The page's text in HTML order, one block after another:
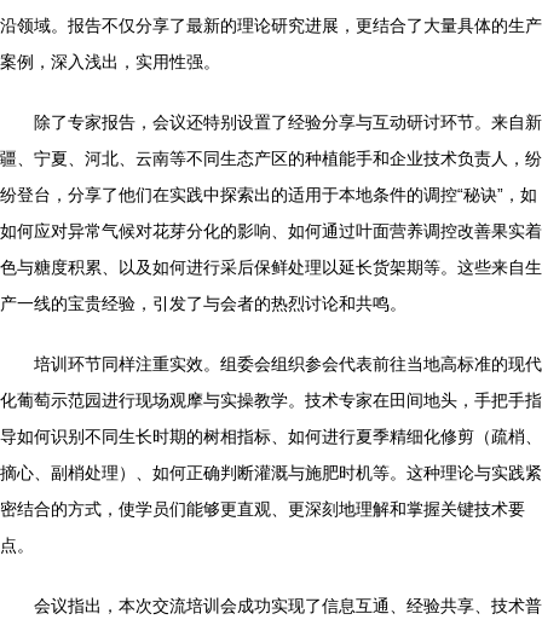
沿领域。报告不仅分享了最新的理论研究进展，更结合了大量具体的生产
案例，深入浅出，实用性强。
除了专家报告，会议还特别设置了经验分享与互动研讨环节。来自新
疆、宁夏、河北、云南等不同生态产区的种植能手和企业技术负责人，纷
纷登台，分享了他们在实践中探索出的适用于本地条件的调控“秘诀”，如
如何应对异常气候对花芽分化的影响、如何通过叶面营养调控改善果实着
色与糖度积累、以及如何进行采后保鲜处理以延长货架期等。这些来自生
产一线的宝贵经验，引发了与会者的热烈讨论和共鸣。
培训环节同样注重实效。组委会组织参会代表前往当地高标准的现代
化葡萄示范园进行现场观摩与实操教学。技术专家在田间地头，手把手指
导如何识别不同生长时期的树相指标、如何进行夏季精细化修剪（疏梢、
摘心、副梢处理）、如何正确判断灌溉与施肥时机等。这种理论与实践紧
密结合的方式，使学员们能够更直观、更深刻地理解和掌握关键技术要
点。
会议指出，本次交流培训会成功实现了信息互通、经验共享、技术普